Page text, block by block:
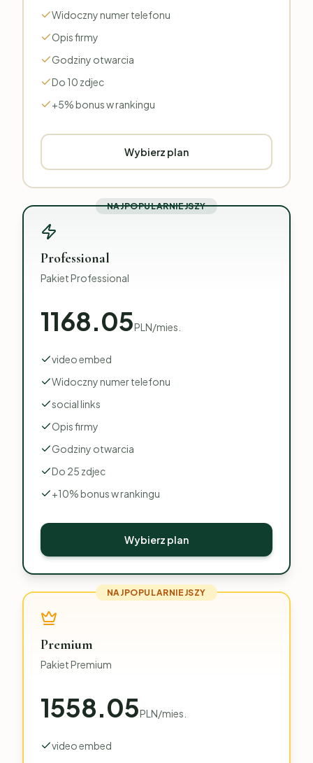
Widoczny numer telefonu
Opis firmy
Godziny otwarcia
Do 10 zdjec
+5% bonus w rankingu
Wybierz plan
NAJPOPULARNIEJSZY
Professional
Pakiet Professional
1168.05PLN/mies.
video embed
Widoczny numer telefonu
social links
Opis firmy
Godziny otwarcia
Do 25 zdjec
+10% bonus w rankingu
Wybierz plan
NAJPOPULARNIEJSZY
Premium
Pakiet Premium
1558.05PLN/mies.
video embed